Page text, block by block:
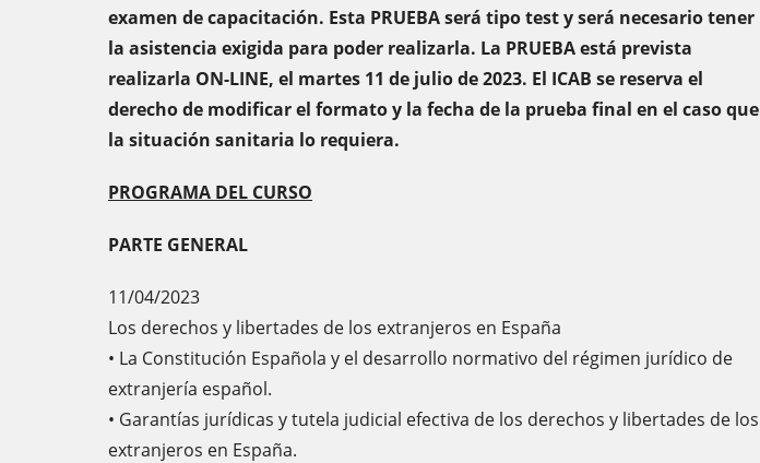
examen de capacitación. Esta PRUEBA será tipo test y será necesario tener
la asistencia exigida para poder realizarla. La PRUEBA está prevista
realizarla ON-LINE, el martes 11 de julio de 2023. El ICAB se reserva el
derecho de modificar el formato y la fecha de la prueba final en el caso que
la situación sanitaria lo requiera.
PROGRAMA DEL CURSO
PARTE GENERAL
11/04/2023
Los derechos y libertades de los extranjeros en España
• La Constitución Española y el desarrollo normativo del régimen jurídico de
extranjería español.
• Garantías jurídicas y tutela judicial efectiva de los derechos y libertades de los
extranjeros en España.